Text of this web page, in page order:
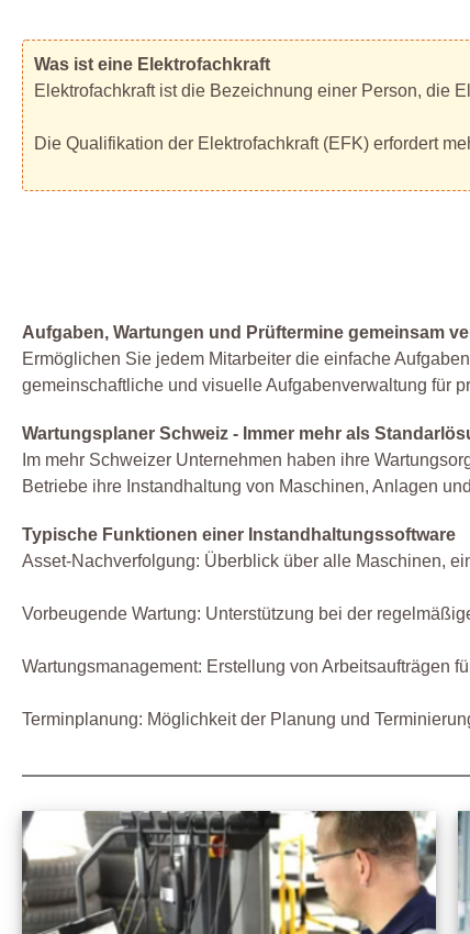
Was ist eine Elektrofachkraft
Elektrofachkraft ist die Bezeichnung einer Person, die
Die Qualifikation der Elektrofachkraft (EFK) erfordert
Aufgaben, Wartungen und Prüftermine gemeinsam
Ermöglichen Sie jedem Mitarbeiter die einfache
gemeinschaftliche und visuelle Aufgabenverwaltung für
Wartungsplaner Schweiz - Immer mehr als
Im mehr Schweizer Unternehmen haben ihre
Betriebe ihre Instandhaltung von Maschinen, Anlagen
Typische Funktionen einer Instandhaltungssoftware
Asset-Nachverfolgung: Überblick über alle Maschinen,
Vorbeugende Wartung: Unterstützung bei der
Wartungsmanagement: Erstellung von Arbeitsaufträgen
Terminplanung: Möglichkeit der Planung und